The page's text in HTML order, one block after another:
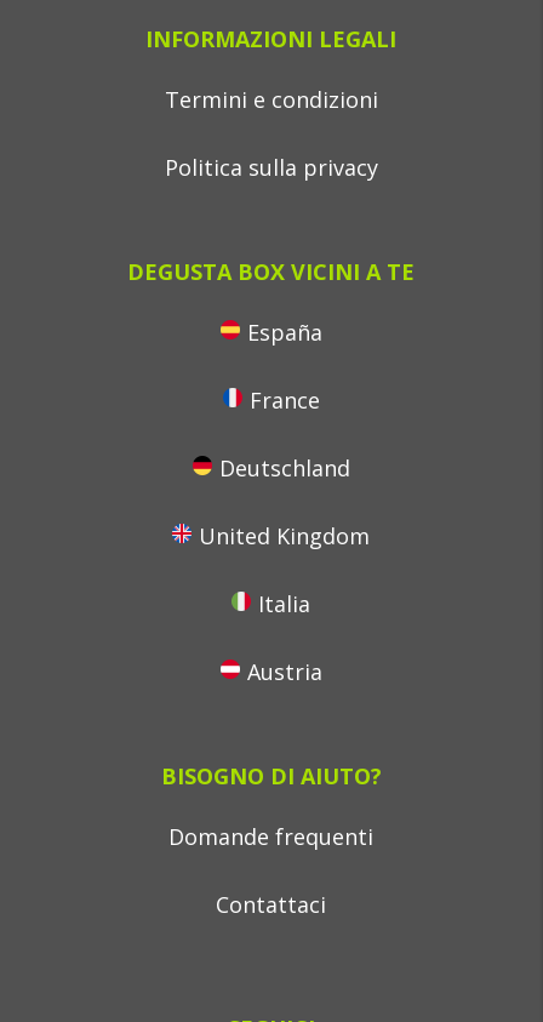
INFORMAZIONI LEGALI
Termini e condizioni
Politica sulla privacy
DEGUSTA BOX VICINI A TE
España
France
Deutschland
United Kingdom
Italia
Austria
BISOGNO DI AIUTO?
Domande frequenti
Contattaci